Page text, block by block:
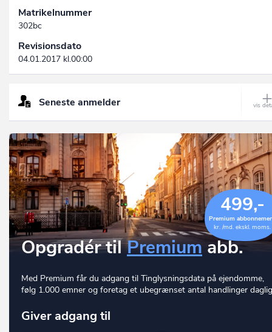
Matrikelnummer
302bc
Revisionsdato
04.01.2017 kl.00:00
Seneste anmelder
499,-
Premium
kr. /md. ekskl. moms.
Opgradér tilPremium abb.
Med Premium får du adgang til Tinglysningsdata på ejendomme,
følg 1.000 emner og foretag et ubegrænset antal handlinger
Giver adgang til